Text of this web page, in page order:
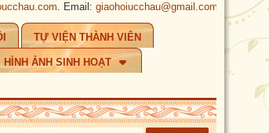
. Email: giaohoiucchau@gmail.com. PHẬT GIÁO
TỰ VIỆN THÀNH VIÊN
HÌNH ẢNH SINH HOẠT